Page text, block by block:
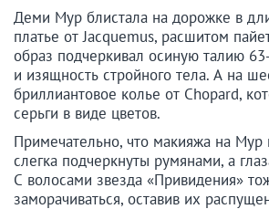
Деми Мур блистала на дорожке в
платье от Jacquemus, расшитом
образ подчеркивал осиную талию
и изящность стройного тела. А на
бриллиантовое колье от Chopard,
серьги в виде цветов.
Примечательно, что макияжа на Мур
слегка подчеркнуты румянами, а
С волосами звезда «Привидения»
заморачиваться, оставив их